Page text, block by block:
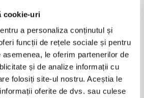
cookie-uri
a personaliza conținutul și
funcții de rețele sociale și pentru
le oferim partenerilor de
și de analize informații cu
folosiți site-ul nostru. Aceștia le
oferite de dvs. sau culese
categorie